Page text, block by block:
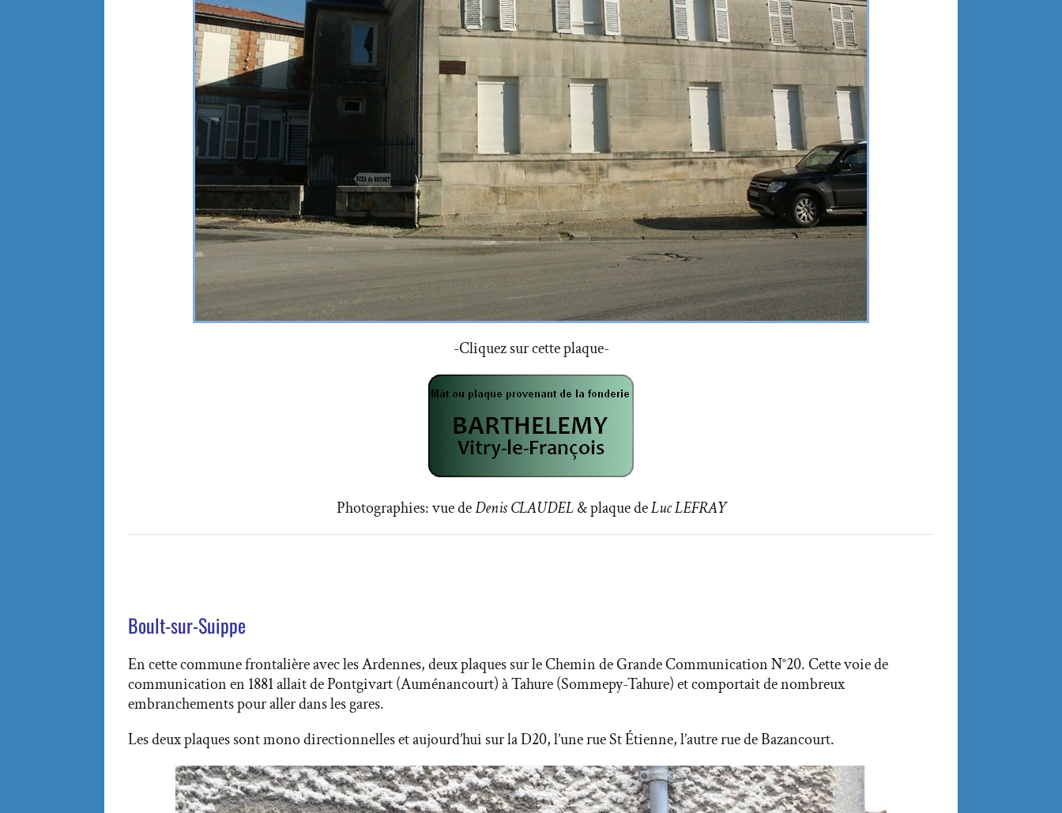
-Cliquez sur cette plaque-
Photographies: vue deDenis CLAUDEL& plaque deLuc LEFRAY
Boult-sur-Suippe
En cette commune frontalière avec les Ardennes, deux plaques sur le Chemin de Grande Communication N°20. Cette voie de
communication en 1881 allait de Pontgivart (Auménancourt) à Tahure (Sommepy-Tahure) et comportait de nombreux
embranchements pour aller dans les gares.
Les deux plaques sont mono directionnelles et aujourd’hui sur la D20, l’une rue St Étienne, l’autre rue de Bazancourt.